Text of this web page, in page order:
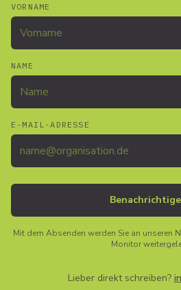
VORNAME
NAME
E-MAIL-ADRESSE
Mit dem Absenden werden Sie an unseren
Monitor
Lieber direkt schreiben?